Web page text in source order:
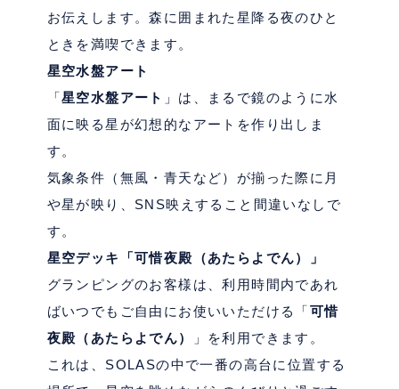
お伝えします。森に囲まれた星降る夜のひと
ときを満喫できます。
星空水盤アート
「星空水盤アート 」は、まるで鏡のように水
面に映る星が幻想的なアートを作り出しま
す。
気象条件（無風・青天など）が揃った際に月
や星が映り、 SNS映えすること間違いなしで
す。
星空デッキ「可惜夜殿（あたらよでん）」
グランピングのお客様は、利用時間内であれ
ばいつでもご自由にお使いいただける「可惜
夜殿（あたらよでん）
」を利用できます。
これは、 SOLASの中で一番の高台に位置する